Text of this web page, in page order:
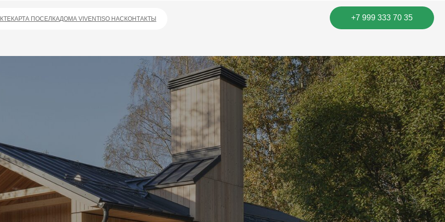
+7 999 333 70 35
ПОСЕЛКА ДОМА VIVENTISО НАСКОНТАКТЫ
*
Нажимая кнопку «оставить заявку»,
вы соглашаетесь с нашейполитикой
конфиденциальностии даете согласие
на обработку персональных данных
Оставить заявку
ВРЕМЯ